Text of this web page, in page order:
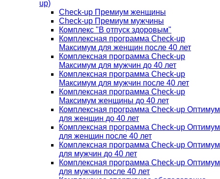
up)
Check-up Премиум женщины
Check-up Премиум мужчины
Комплекс "В отпуск здоровым"
Комплексная программа Check-up
Максимум для женщин после 40 лет
Комплексная программа Check-up
Максимум для мужчин до 40 лет
Комплексная программа Check-up
Максимум для мужчин после 40 лет
Комплексная программа Check-up
Максимум женщины до 40 лет
Комплексная программа Check-up Оптимум
для женщин до 40 лет
Комплексная программа Check-up Оптимум
для женщин после 40 лет
Комплексная программа Check-up Оптимум
для мужчин до 40 лет
Комплексная программа Check-up Оптимум
для мужчин после 40 лет